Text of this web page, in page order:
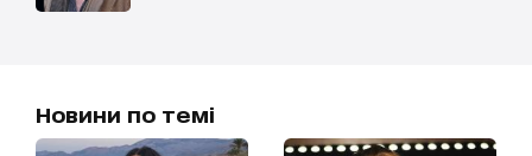
Новини по темі